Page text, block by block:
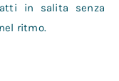
in salita senza
ritmo.